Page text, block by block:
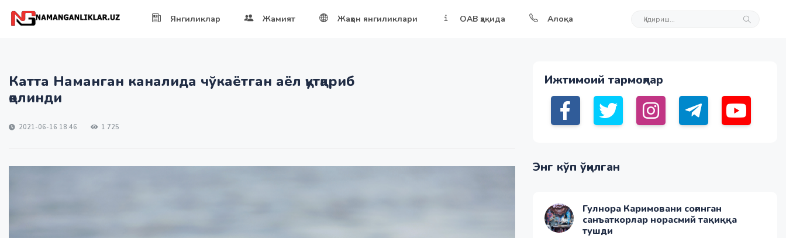
Янгиликлар Жамият Жаҳон янгиликлари ОАВ ҳақида Алоқа
Катта Наманган каналида чўкаётган аёл қутқариб
қолинди
2021-06-16 18:46 1 725
Ижтимоий тармоқлар
Энг кўп ўқилган
Гулнора Каримовани соғинган
санъаткорлар норасмий тақиққа
тушди